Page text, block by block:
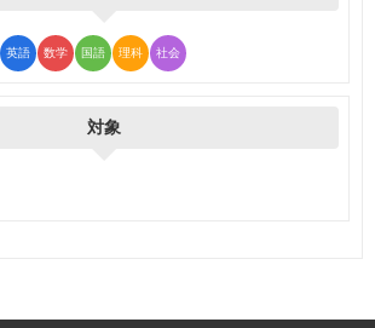
英語 数学 国語 理科 社会
対象